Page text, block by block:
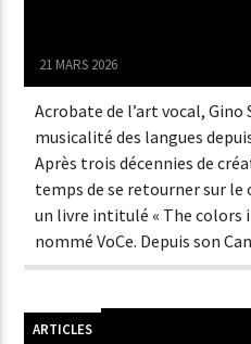
21 MARS 2026
Acrobate de l’art vocal, Gino
musicalité des langues
Après trois décennies de
temps de se retourner sur le
un livre intitulé « The colors
nommé VoCe. Depuis son
ARTICLES